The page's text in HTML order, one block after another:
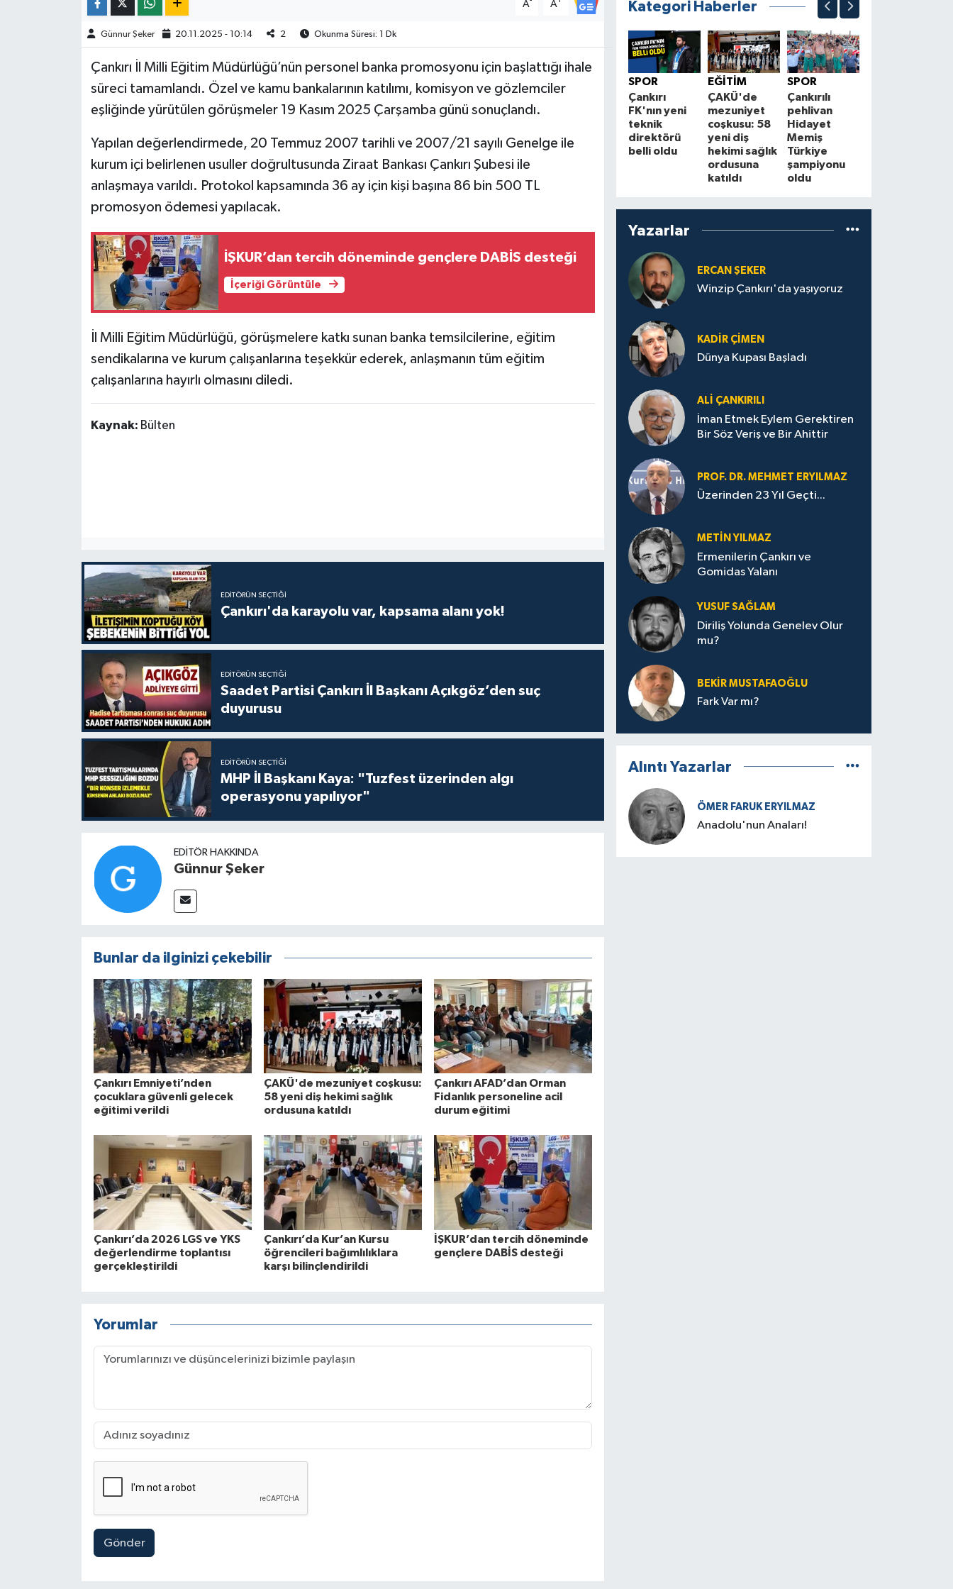
A A
Günnur Şeker 20.11.2025 - 10:14 2 Okunma Süresi: 1 Dk
Çankırı İl Milli Eğitim Müdürlüğü’nün personel banka promosyonu için başlattığı ihale
süreci tamamlandı. Özel ve kamu bankalarının katılımı, komisyon ve gözlemciler
eşliğinde yürütülen görüşmeler 19 Kasım 2025 Çarşamba günü sonuçlandı.
Yapılan değerlendirmede, 20 Temmuz 2007 tarihli ve 2007/21 sayılı Genelge ile
kurum içi belirlenen usuller doğrultusunda Ziraat Bankası Çankırı Şubesi ile
anlaşmaya varıldı. Protokol kapsamında 36 ay için kişi başına 86 bin 500 TL
promosyon ödemesi yapılacak.
İŞKUR’dan tercih döneminde gençlere DABİS desteği
İçeriği Görüntüle
İl Milli Eğitim Müdürlüğü, görüşmelere katkı sunan banka temsilcilerine, eğitim
sendikalarına ve kurum çalışanlarına teşekkür ederek, anlaşmanın tüm eğitim
çalışanlarına hayırlı olmasını diledi.
Kaynak: Bülten
EDITÖRÜN SEÇTIĞI
Çankırı'da karayolu var, kapsama alanı yok!
EDITÖRÜN SEÇTIĞI
Saadet Partisi Çankırı İl Başkanı Açıkgöz’den suç
duyurusu
EDITÖRÜN SEÇTIĞI
MHP İl Başkanı Kaya: "Tuzfest üzerinden algı
operasyonu yapılıyor"
EDITÖR HAKKINDA
Günnur Şeker
Bunlar da ilginizi çekebilir
Çankırı Emniyeti’nden
çocuklara güvenli gelecek
eğitimi verildi
ÇAKÜ'de mezuniyet coşkusu:
58 yeni diş hekimi sağlık
ordusuna katıldı
Çankırı AFAD’dan Orman
Fidanlık personeline acil
durum eğitimi
Çankırı’da 2026 LGS ve YKS
değerlendirme toplantısı
gerçekleştirildi
Çankırı’da Kur’an Kursu
öğrencileri bağımlılıklara
karşı bilinçlendirildi
İŞKUR’dan tercih döneminde
gençlere DABİS desteği
Yorumlar
Gönder
Kategori Haberler
SPOR
Çankırı
FK'nın yeni
teknik
direktörü
belli oldu
EĞİTİM
ÇAKÜ'de
mezuniyet
coşkusu: 58
yeni diş
hekimi sağlık
ordusuna
katıldı
SPOR
Çankırılı
pehlivan
Hidayet
Memiş
Türkiye
şampiyonu
oldu
Yazarlar
ERCAN ŞEKER
Winzip Çankırı'da yaşıyoruz
KADIR ÇIMEN
Dünya Kupası Başladı
ALI ÇANKIRILI
İman Etmek Eylem Gerektiren
Bir Söz Veriş ve Bir Ahittir
PROF. DR. MEHMET ERYILMAZ
Üzerinden 23 Yıl Geçti...
METIN YILMAZ
Ermenilerin Çankırı ve
Gomidas Yalanı
YUSUF SAĞLAM
Diriliş Yolunda Genelev Olur
mu?
BEKIR MUSTAFAOĞLU
Fark Var mı?
Alıntı Yazarlar
ÖMER FARUK ERYILMAZ
Anadolu'nun Anaları!
TÜRKİYE